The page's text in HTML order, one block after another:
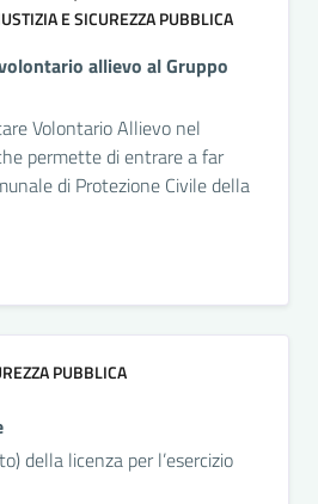
E SICUREZZA PUBBLICA
allievo al Gruppo
Volontario Allievo nel
permette di entrare a far
di Protezione Civile della
PUBBLICA
della licenza per l’esercizio